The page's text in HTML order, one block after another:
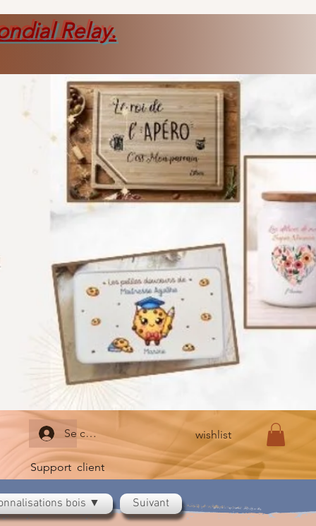
Relay.
bois ▼ Suivant
Se connecter
Support client
wishlist